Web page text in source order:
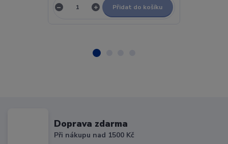
Přidat do košíku
Doprava zdarma
Při nákupu nad 1500 Kč